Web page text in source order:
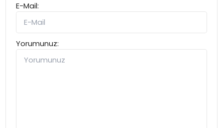
E-Mail:
Yorumunuz: